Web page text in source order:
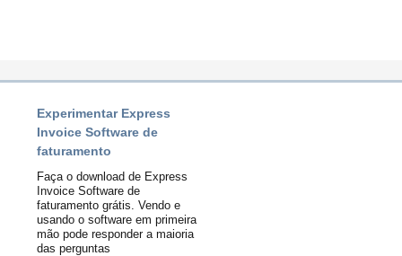
Experimentar Express
Invoice Software de
faturamento
Faça o download de Express
Invoice Software de
faturamento grátis. Vendo e
usando o software em primeira
mão pode responder a maioria
das perguntas